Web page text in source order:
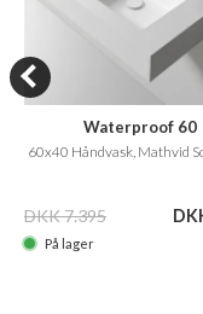
Waterproof 60
60x40 Håndvask, Mathvid
DKK 7.395
På lager